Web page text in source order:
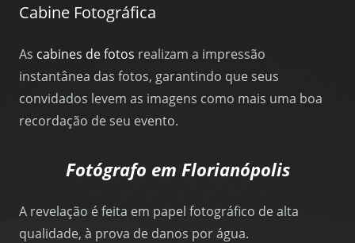
Cabine Fotográfica
As cabines de fotos realizam a impressão
instantânea das fotos, garantindo que seus
convidados levem as imagens como mais uma boa
recordação de seu evento.
Fotógrafo em Florianópolis
A revelação é feita em papel fotográfico de alta
qualidade, à prova de danos por água.